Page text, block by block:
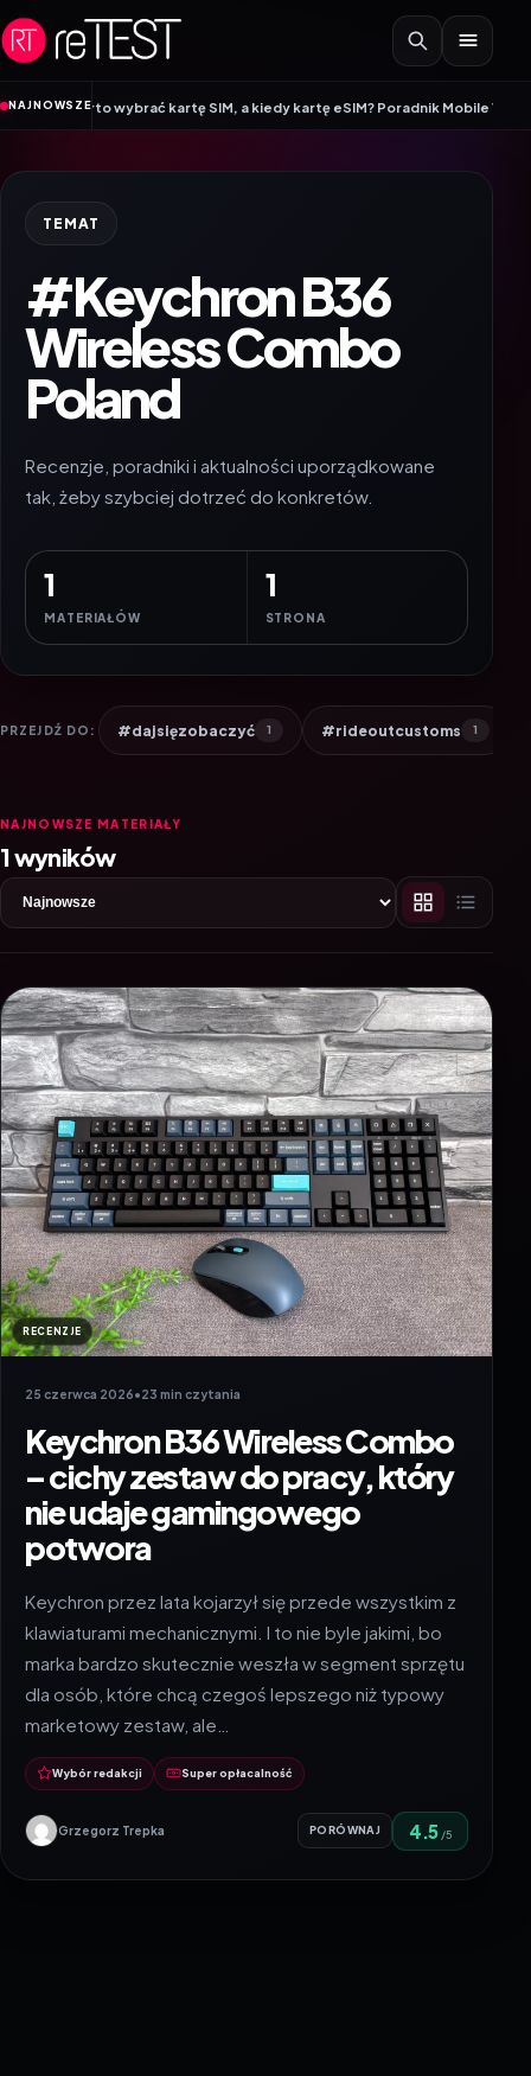
Przejdź do treści
NAJNOWSZE
warto wybrać kartę SIM, a kiedy kartę eSIM? Poradnik Mobile Vikings•
TEMAT
#Keychron B36
Wireless Combo
Poland
Recenzje, poradniki i aktualności uporządkowane
tak, żeby szybciej dotrzeć do konkretów.
1
MATERIAŁÓW
1
STRONA
PRZEJDŹ DO: #dajsięzobaczyć 1 #rideoutcustoms 1
NAJNOWSZE MATERIAŁY
1 wyników
RECENZJE
25 czerwca 2026•23 min czytania
Keychron B36 Wireless Combo
– cichy zestaw do pracy, który
nie udaje gamingowego
potwora
Keychron przez lata kojarzył się przede wszystkim z
klawiaturami mechanicznymi. I to nie byle jakimi, bo
marka bardzo skutecznie weszła w segment sprzętu
dla osób, które chcą czegoś lepszego niż typowy
marketowy zestaw, ale…
Wybór redakcji Super opłacalność
Grzegorz Trepka PORÓWNAJ 4.5 /5